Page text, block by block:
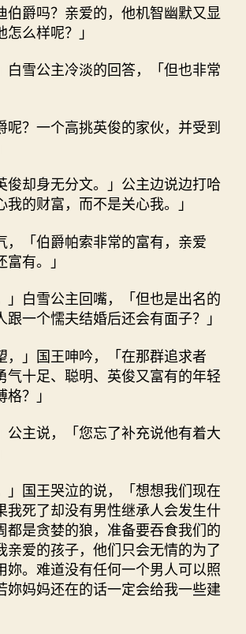
伯爵吗？亲爱的，他机智幽默又显
么样呢？」
白雪公主冷淡的回答，「但也非常
呢？一个高挑英俊的家伙，并受到
俊却身无分文。」公主边说边打哈
的财富，而不是关心我。」
，「伯爵帕索非常的富有，亲爱
有。」
」白雪公主回嘴，「但也是出名的
一个懦夫结婚后还会有面子？」
，」国王呻吟，「在那群追求者
气十足、聪明、英俊又富有的年轻
？」
公主说，「您忘了补充说他有着大
」国王哭泣的说，「想想我们现在
我死了却没有男性继承人会发生什
都是贪婪的狼，准备要吞食我们的
亲爱的孩子，他们只会无情的为了
妳。难道没有任何一个男人可以照
妳妈妈还在的话一定会给我一些建